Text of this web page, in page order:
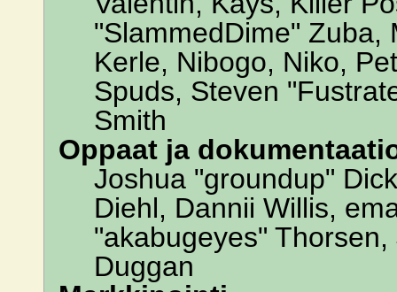
"SlammedDime" Zuba,
Kerle, Nibogo, Niko,
Spuds, Steven
Smith
Oppaat ja
Joshua "groundup"
Diehl, Dannii Willis,
"akabugeyes"
Duggan